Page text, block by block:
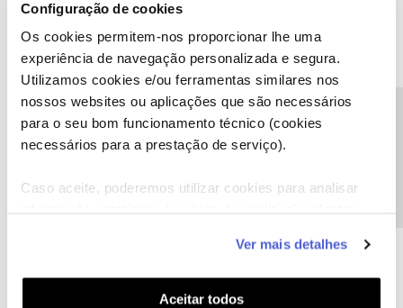
Configuração de cookies
Os cookies permitem-nos proporcionar lhe uma
experiência de navegação personalizada e segura.
Utilizamos cookies e/ou ferramentas similares nos
nossos websites ou aplicações que são necessários
para o seu bom funcionamento técnico (cookies
necessários para a prestação de serviço).
Caso aceite, poderemos utilizar cookies para analisar
funcionalidades (cookies de personalização e
funcionalidade) e adaptar anúncios aos seus interesses
(cookies de publicidade personalizada). Pode gerir a
Ver mais detalhes
Aceitar todos
Uma série de Espionagem está a chegar,
Na posição 84 em HD eu vou ver!
4 pessoas gostaram
Obrigada NOS e AMC pelo livro de Espionagem que me vão dar